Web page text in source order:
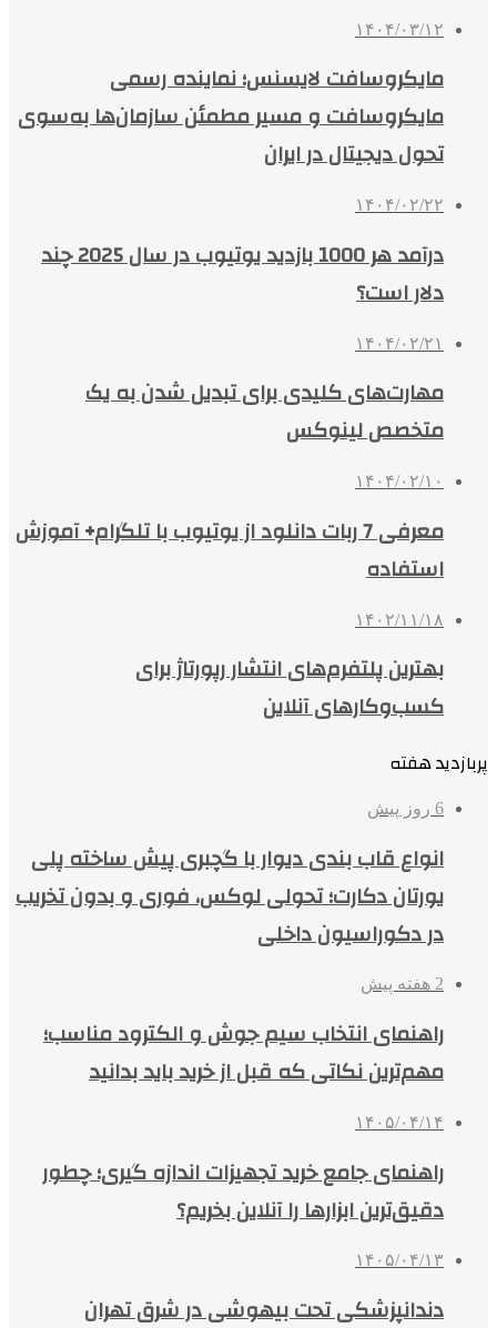
۱۴۰۴/۰۳/۱۲
مایکروسافت لایسنس؛ نماینده رسمی
مایکروسافت و مسیر مطمئن سازمان‌ها به‌سوی
تحول دیجیتال در ایران
۱۴۰۴/۰۲/۲۲
درآمد هر 1000 بازدید یوتیوب در سال 2025 چند
دلار است؟
۱۴۰۴/۰۲/۲۱
مهارت‌های کلیدی برای تبدیل شدن به یک
متخصص لینوکس
۱۴۰۴/۰۲/۱۰
معرفی 7 ربات دانلود از یوتیوب با تلگرام+ آموزش
استفاده
۱۴۰۲/۱۱/۱۸
بهترین پلتفرم‌های انتشار رپورتاژ برای
کسب‌وکارهای آنلاین
پربازدید هفته
6 روز پیش
انواع قاب بندی دیوار با گچبری پیش ساخته پلی
یورتان دکارت؛ تحولی لوکس، فوری و بدون تخریب
در دکوراسیون داخلی
2 هفته پیش
راهنمای انتخاب سیم جوش و الکترود مناسب؛
مهم‌ترین نکاتی که قبل از خرید باید بدانید
۱۴۰۵/۰۴/۱۴
راهنمای جامع خرید تجهیزات اندازه گیری؛ چطور
دقیق‌ترین ابزارها را آنلاین بخریم؟
۱۴۰۵/۰۴/۱۳
دندانپزشکی تحت بیهوشی در شرق تهران